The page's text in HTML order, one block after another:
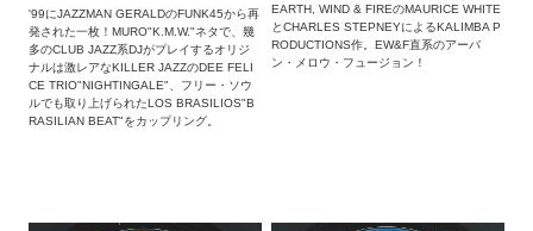
'99にJAZZMAN GERALDのFUNK45から再
発された一枚！MURO"K.M.W."ネタで、幾
多のCLUB JAZZ系DJがプレイするオリジ
ナルは激レアなKILLER JAZZのDEE FELI
CE TRIO"NIGHTINGALE"、フリー・ソウ
ルでも取り上げられたLOS BRASILIOS"B
RASILIAN BEAT"をカップリング。
EARTH, WIND & FIREのMAURICE WHITE
とCHARLES STEPNEYによるKALIMBA P
RODUCTIONS作。EW&F直系のアーバ
ン・メロウ・フュージョン！